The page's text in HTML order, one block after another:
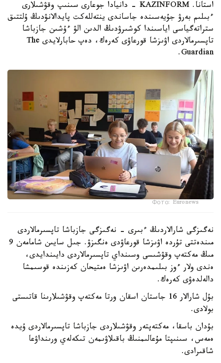
استانا. KAZINFORM - دانيادا جوعارى سىنىپ وقۋشىلارى
ءبىلىم بەرۋ جۇيەسىندە جاساندى ينتەللەكت پايدالانۋدىڭ ۇلتتىق
ستراتەگياسى اياسىندا كوشىرۋدىڭ الدىن الۋ ءۇشىن جازباشا
تاپسىرمالاردى اۋىزشا قورعاۋى كەرەك، دەپ حابارلايدى The
Guardian.
Фото: Euronews
نەگىزگى شارالاردىڭ ءبىرى - نەگىزگى جازباشا تاپسىرمالاردى
مىندەتتى تۇردە اۋىزشا قورعاۋدى ەنگىزۋ. جىل سايىن شامامەن 9
مىڭ مەكتەپ وقۋشىسى وسىنداي تاپسىرمالاردى دايىندايدى،
ەندى ولار ءوز بىلىمدەرىن اۋىزشا ەمتيحان كەزىندە قوسىمشا
دالەلدەۋى كەرەك.
بۇل شارالار 16 جاستان اسقان ورتا مەكتەپ وقۋشىلارىنا قاتىستى
بولادى.
بۇدان باسقا، مەكتەپتەر وقۋشىلاردى جازباشا تاپسىرمالاردى ۇيدە
ەمەس، سىنىپتا مۇعالىمنىڭ باقىلاۋىمەن تىكەلەي ورىنداۋعا
شاقىرادى.